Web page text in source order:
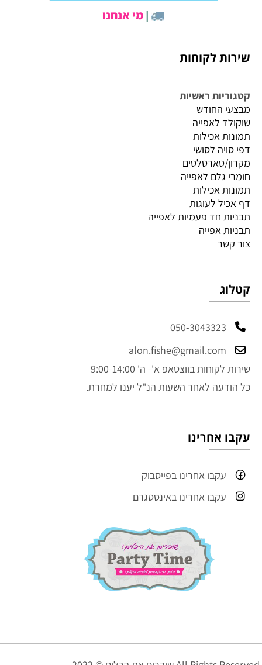
|מי אנחנו
שירות לקוחות
קטגוריות ראשיות
מבצעי החודש
שוקולד לאפייה
תמונות אכילות
דפי סויה לסושי
מקרון/טארטלטים
חומרי גלם לאפייה
תמונות אכילות
דף אכיל לעוגות
תבניות חד פעמיות לאפייה
תבניות אפייה
צור קשר
קטלוג
050-3043323
alon.fishe@gmail.com
שירות לקוחות בווצטאפ א'- ה' 9:00-14:00
כל הודעה לאחר השעות הנ"ל יענו למחרת.
עקבו אחרינו
עקבו אחרינו בפייסבוק
עקבו אחרינו באינסטגרם